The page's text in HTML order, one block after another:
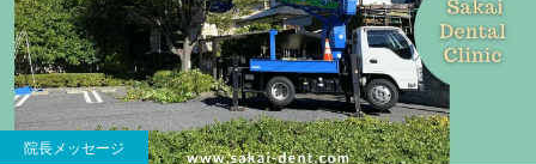
院長メッセージ